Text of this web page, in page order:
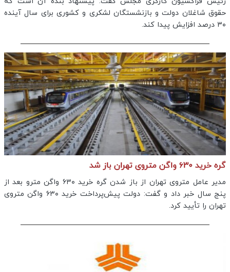
حقوق شاغلان دولت و بازنشستگان لشکری و کشوری برای سال آینده
۳۰ درصد افزایش پیدا کند.
گره خرید ۶۳۰ واگن متروی تهران باز شد
مدیر عامل متروی تهران از باز شدن گره خرید ۶۳۰ واگن مترو بعد از
پنج سال خبر داد و گفت: دولت پیش‌پرداخت خرید ۶۳۰ واگن متروی
تهران را تأیید کرد.